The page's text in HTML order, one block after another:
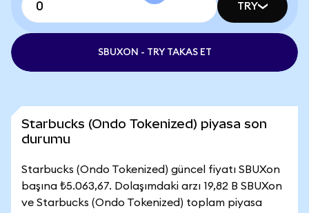
TRY
SBUXON - TRY TAKAS ET
Starbucks (Ondo Tokenized) piyasa son
durumu
Starbucks (Ondo Tokenized) güncel fiyatı SBUXon
başına ₺5.063,67. Dolaşımdaki arzı 19,82 B SBUXon
ve Starbucks (Ondo Tokenized) toplam piyasa